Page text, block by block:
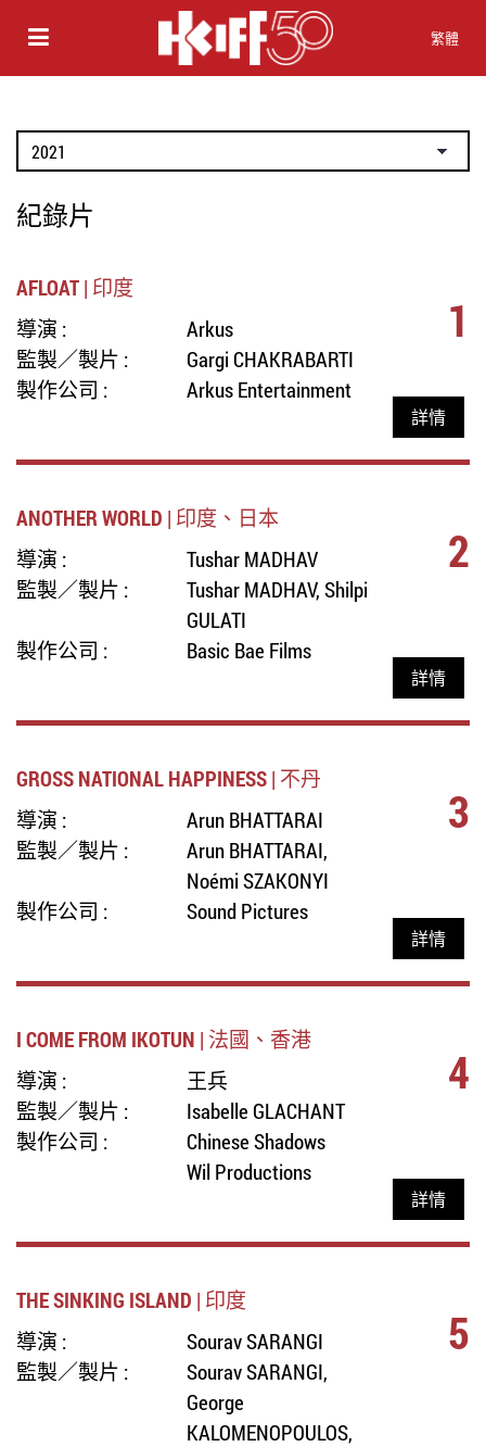
繁體
紀錄片
AFLOAT | 印度
導演 :
Arkus
監製／製片 :
Gargi CHAKRABARTI
製作公司 :
Arkus Entertainment
1
詳情
ANOTHER WORLD | 印度、日本
導演 :
Tushar MADHAV
監製／製片 :
Tushar MADHAV, Shilpi
GULATI
製作公司 :
Basic Bae Films
2
詳情
GROSS NATIONAL HAPPINESS | 不丹
導演 :
Arun BHATTARAI
監製／製片 :
Arun BHATTARAI,
Noémi SZAKONYI
製作公司 :
Sound Pictures
3
詳情
I COME FROM IKOTUN | 法國、香港
導演 :
王兵
監製／製片 :
Isabelle GLACHANT
製作公司 :
Chinese Shadows
Wil Productions
4
詳情
THE SINKING ISLAND | 印度
導演 :
Sourav SARANGI
監製／製片 :
Sourav SARANGI,
George
KALOMENOPOULOS,
5